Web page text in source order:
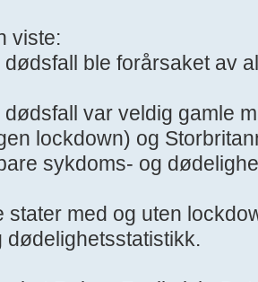
viste:
dødsfall ble forårsaket av
dødsfall var veldig gamle
lockdown) og
sykdoms- og
stater med og uten
dødelighetsstatistikk.